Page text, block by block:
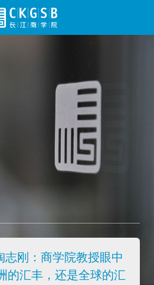
志刚：商学院教授眼中
的汇丰，还是全球的汇